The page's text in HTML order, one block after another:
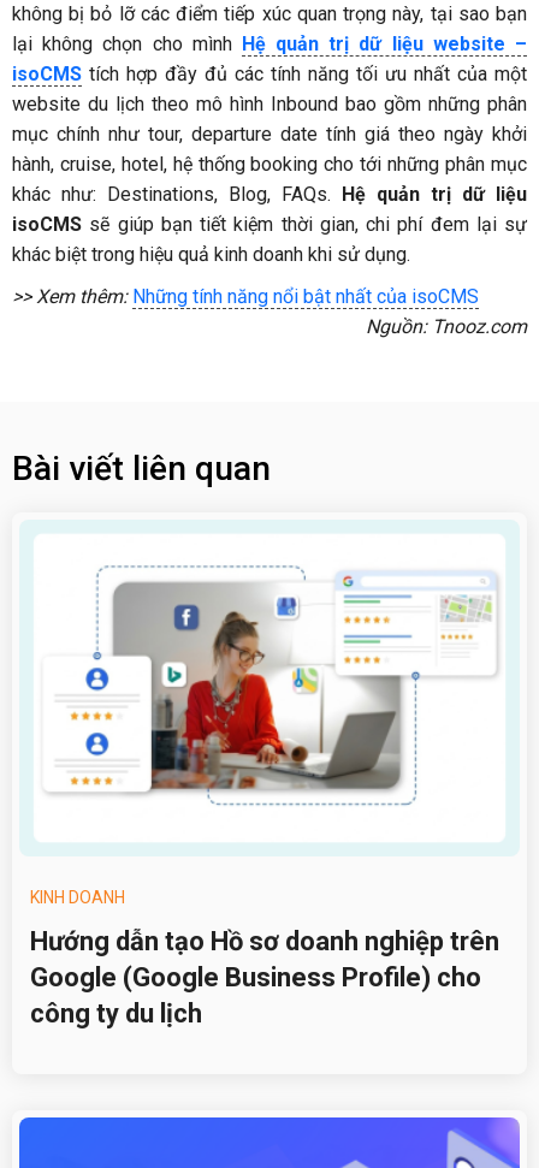
không bị bỏ lỡ các điểm tiếp xúc quan trọng này, tại sao bạn
lại không chọn cho mình Hệ quản trị dữ liệu website –
isoCMS tích hợp đầy đủ các tính năng tối ưu nhất của một
website du lịch theo mô hình Inbound bao gồm những phân
mục chính như tour, departure date tính giá theo ngày khởi
hành, cruise, hotel, hệ thống booking cho tới những phân mục
khác như: Destinations, Blog, FAQs. Hệ quản trị dữ liệu
isoCMS sẽ giúp bạn tiết kiệm thời gian, chi phí đem lại sự
khác biệt trong hiệu quả kinh doanh khi sử dụng.
>> Xem thêm: Những tính năng nổi bật nhất của isoCMS
Nguồn: Tnooz.com
Bài viết liên quan
KINH DOANH
Hướng dẫn tạo Hồ sơ doanh nghiệp trên
Google (Google Business Profile) cho
công ty du lịch